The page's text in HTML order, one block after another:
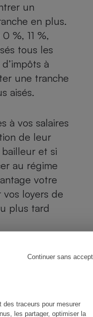
des traceurs pour mesurer
les partager, optimiser la
Continuer sans
un
en plus.
%, 11 %,
tous les
à
une tranche
aisés.
à vos salaires
de leur
et si
au régime
votre
vos loyers de
plus tard
votre revenu
Citons,
le besoin
la solution la
Vos